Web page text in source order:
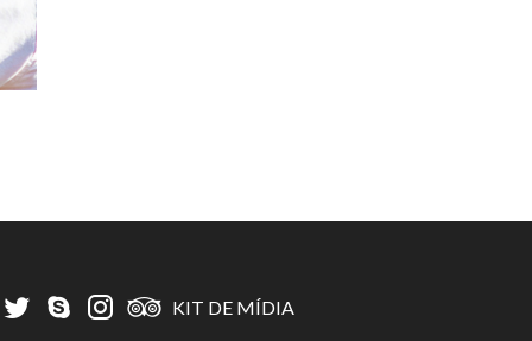
KIT DE MÍDIA